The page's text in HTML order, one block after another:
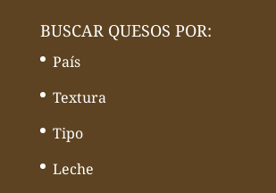
BUSCAR QUESOS POR:
País
Textura
Tipo
Leche